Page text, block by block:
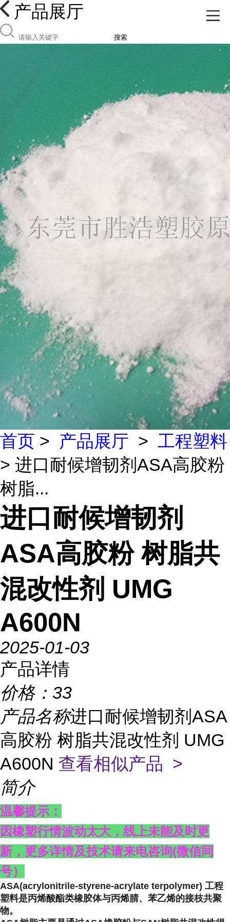
产品展厅
搜索
首页 > 产品展厅 > 工程塑料
> 进口耐候增韧剂ASA高胶粉
树脂...
进口耐候增韧剂
ASA高胶粉 树脂共
混改性剂 UMG
A600N
2025-01-03
产品详情
价格： 33
产品名称进口耐候增韧剂ASA
高胶粉 树脂共混改性剂 UMG
A600N 查看相似产品 >
简介
温馨提示：
因橡塑行情波动太大，线上未能及时更
新，更多详情及技术请来电咨询(微信同
号）
ASA(acrylonitrile-styrene-acrylate terpolymer) 工程
塑料是丙烯酸酯类橡胶体与丙烯腈、苯乙烯的接枝共聚
物。